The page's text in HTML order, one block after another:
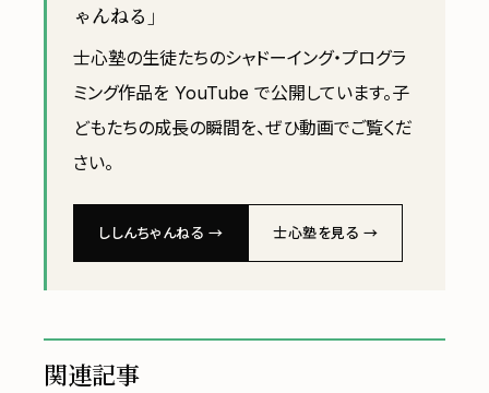
ゃんねる」
士心塾の生徒たちのシャドーイング・プログラ
ミング作品を YouTube で公開しています。子
どもたちの成長の瞬間を、ぜひ動画でご覧くだ
さい。
ししんちゃんねる → 士心塾を見る →
関連記事